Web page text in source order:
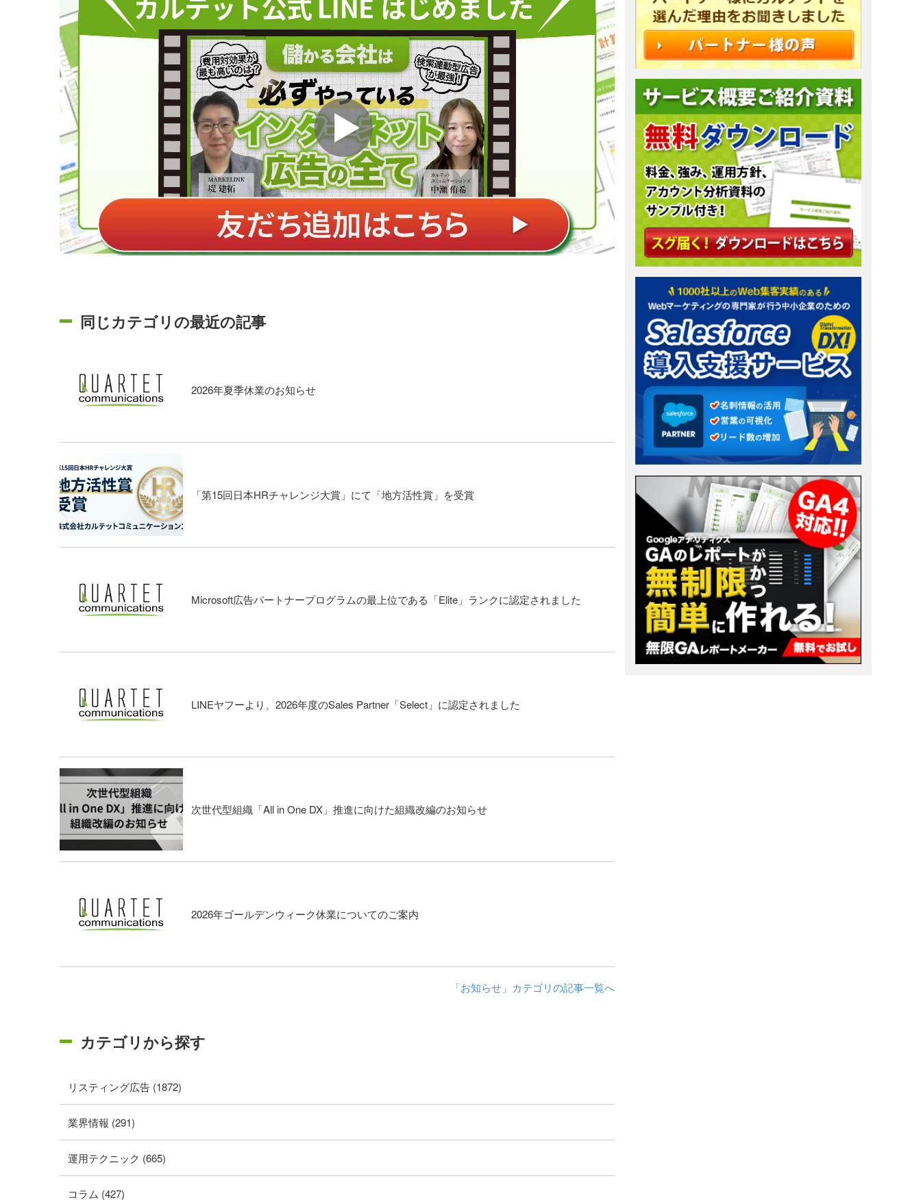
同じカテゴリの最近の記事
2026年夏季休業のお知らせ
「第15回日本HRチャレンジ大賞」にて「地方活性賞」を受賞
Microsoft広告パートナープログラムの最上位である「Elite」ランクに認定されました
LINEヤフーより、2026年度のSales Partner「Select」に認定されました
次世代型組織「All in One DX」推進に向けた組織改編のお知らせ
2026年ゴールデンウィーク休業についてのご案内
「お知らせ」カテゴリの記事一覧へ
カテゴリから探す
リスティング広告 (1872)
業界情報 (291)
運用テクニック (665)
コラム (427)